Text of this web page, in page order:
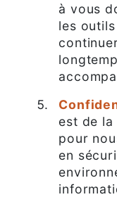
à vous
les
est de
pour
en